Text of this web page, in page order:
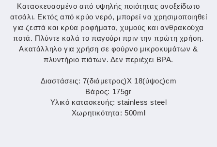
Κατασκευασμένο από υψηλής ποιότητας ανοξείδωτο
ατσάλι. Εκτός από κρύο νερό, μπορεί να χρησιμοποιηθεί
για ζεστά και κρύα ροφήματα, χυμούς και ανθρακούχα
ποτά. Πλύντε καλά το παγούρι πριν την πρώτη χρήση.
Ακατάλληλο για χρήση σε φούρνο μικροκυμάτων &
πλυντήριο πιάτων. Δεν περιέχει BPA.
Διαστάσεις: 7(διάμετρος)Χ 18(ύψος)cm
Βάρος: 175gr
Υλικό κατασκευής: stainless steel
Χωρητικότητα: 500ml